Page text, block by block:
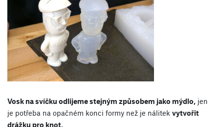
Vosk na svíčku odlijeme stejným způsobem jako mýdlo, jen
je potřeba na opačném konci formy než je nálitek vytvořit
drážku pro knot.